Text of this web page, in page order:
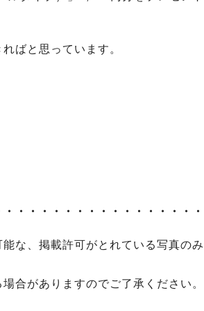
ばと思っています。
・・・・・・・・・・・・・・・・
な、掲載許可がとれている写真の
合がありますのでご了承ください。